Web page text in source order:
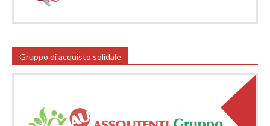
Gruppo di acquisto solidale